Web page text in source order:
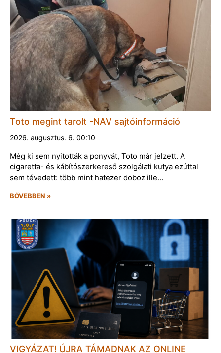
Toto megint tarolt -NAV sajtóinformáció
2026. augusztus. 6. 00:10
Még ki sem nyitották a ponyvát, Toto már jelzett. A
cigaretta- és kábítószerkereső szolgálati kutya ezúttal
sem tévedett: több mint hatezer doboz ille…
BŐVEBBEN »
VIGYÁZAT! ÚJRA TÁMADNAK AZ ONLINE